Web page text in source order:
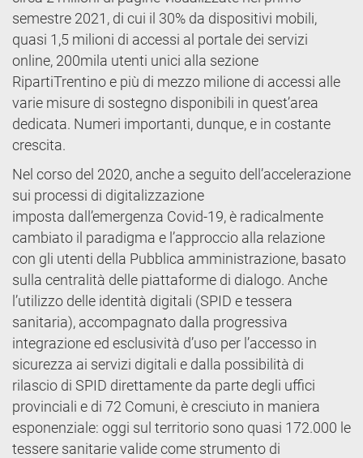
semestre 2021, di cui il 30% da dispositivi mobili,
quasi 1,5 milioni di accessi al portale dei servizi
online, 200mila utenti unici alla sezione
RipartiTrentino e più di mezzo milione di accessi alle
varie misure di sostegno disponibili in quest’area
dedicata. Numeri importanti, dunque, e in costante
crescita.
Nel corso del 2020, anche a seguito dell’accelerazione
sui processi di digitalizzazione
imposta dall’emergenza Covid-19, è radicalmente
cambiato il paradigma e l’approccio alla relazione
con gli utenti della Pubblica amministrazione, basato
sulla centralità delle piattaforme di dialogo. Anche
l’utilizzo delle identità digitali (SPID e tessera
sanitaria), accompagnato dalla progressiva
integrazione ed esclusività d’uso per l’accesso in
sicurezza ai servizi digitali e dalla possibilità di
rilascio di SPID direttamente da parte degli uffici
provinciali e di 72 Comuni, è cresciuto in maniera
esponenziale: oggi sul territorio sono quasi 172.000 le
tessere sanitarie valide come strumento di